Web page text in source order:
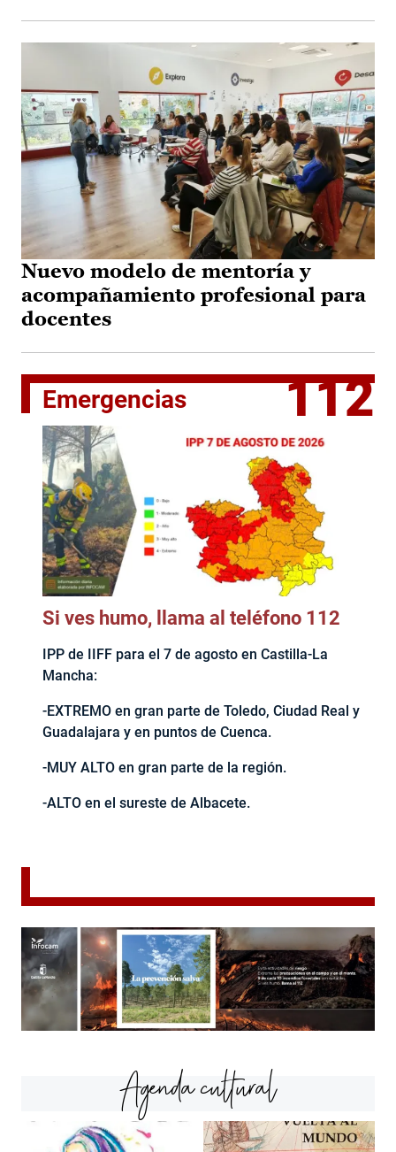
Nuevo modelo de mentoría y
acompañamiento profesional para
docentes
Emergencias 112
Si ves humo, llama al teléfono 112
IPP de IIFF para el 7 de agosto en Castilla-La
Mancha:
-EXTREMO en gran parte de Toledo, Ciudad Real y
Guadalajara y en puntos de Cuenca.
-MUY ALTO en gran parte de la región.
-ALTO en el sureste de Albacete.
Agenda cultural